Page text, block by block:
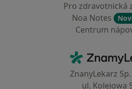
Pro zdravotnická
Noa Notes
Centrum
ZnanyLekarz
ul. Kolejowa